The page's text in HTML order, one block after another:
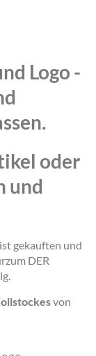
Logo -
oder
und
gekauften und
DER
von